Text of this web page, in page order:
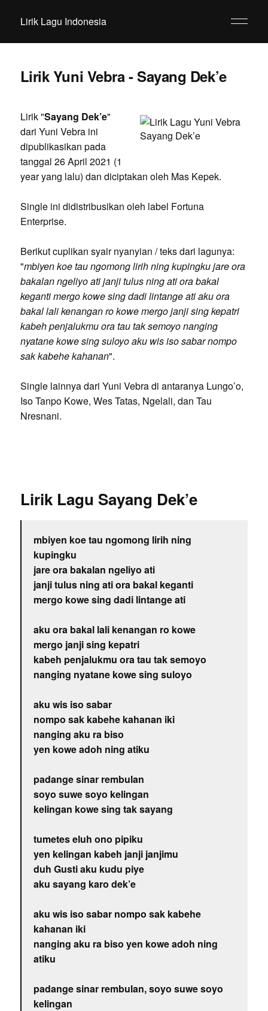
Lirik Lagu Indonesia
Lirik Yuni Vebra - Sayang Dek’e
Lirik "Sayang Dek’e"
dari Yuni Vebra ini
dipublikasikan pada
tanggal 26 April 2021 (1
year yang lalu) dan diciptakan oleh Mas Kepek.
Single ini didistribusikan oleh label Fortuna
Enterprise.
Berikut cuplikan syair nyanyian / teks dari lagunya:
"mbiyen koe tau ngomong lirih ning kupingku jare ora
bakalan ngeliyo ati janji tulus ning ati ora bakal
keganti mergo kowe sing dadi lintange ati aku ora
bakal lali kenangan ro kowe mergo janji sing kepatri
kabeh penjalukmu ora tau tak semoyo nanging
nyatane kowe sing suloyo aku wis iso sabar nompo
sak kabehe kahanan".
Single lainnya dari Yuni Vebra di antaranya Lungo’o,
Iso Tanpo Kowe, Wes Tatas, Ngelali, dan Tau
Nresnani.
Lirik Lagu Sayang Dek’e
mbiyen koe tau ngomong lirih ning
kupingku
jare ora bakalan ngeliyo ati
janji tulus ning ati ora bakal keganti
mergo kowe sing dadi lintange ati
aku ora bakal lali kenangan ro kowe
mergo janji sing kepatri
kabeh penjalukmu ora tau tak semoyo
nanging nyatane kowe sing suloyo
aku wis iso sabar
nompo sak kabehe kahanan iki
nanging aku ra biso
yen kowe adoh ning atiku
padange sinar rembulan
soyo suwe soyo kelingan
kelingan kowe sing tak sayang
tumetes eluh ono pipiku
yen kelingan kabeh janji janjimu
duh Gusti aku kudu piye
aku sayang karo dek’e
aku wis iso sabar nompo sak kabehe
kahanan iki
nanging aku ra biso yen kowe adoh ning
atiku
padange sinar rembulan, soyo suwe soyo
kelingan